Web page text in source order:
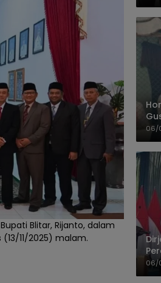
Blitar, Rijanto, dalam
11/2025) malam.
06/
06/